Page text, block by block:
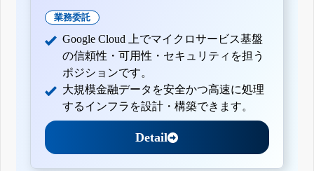
業務委託
Google Cloud 上でマイクロサービス基盤
の信頼性・可用性・セキュリティを担う
ポジションです。
大規模金融データを安全かつ高速に処理
するインフラを設計・構築できます。
Detail